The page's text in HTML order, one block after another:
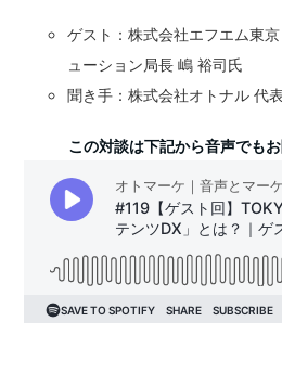
ゲスト：株式会社エフエム東
ューション局長 嶋 裕司氏
聞き手：株式会社オトナル 代
この対談は下記から音声でもお